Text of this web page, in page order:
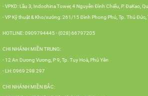
- VPKD: Lầu 3, Indochina Tower, 4 Nguyễn Đình Chiểu, P. ĐaKao,
- VP Kỹ thuật & Kho/xưởng: 261/15 Đình Phong Phú, Tp. Thủ Đức,
HOTLINE: 0909794445 - (028) 66797205
CHI NHÁNH MIỀN TRUNG:
- 12 An Dương Vương, P 9, Tp. Tuy Hoà, Phú Yên
- LH: 0969 298 297
CHI NHÁNH MIỀN BẮC: